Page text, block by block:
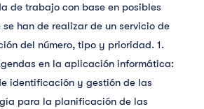
de trabajo con base en posibles
han de realizar de un servicio de
del número, tipo y prioridad. 1.
en la aplicación informática:
identificación y gestión de las
para la planificación de las